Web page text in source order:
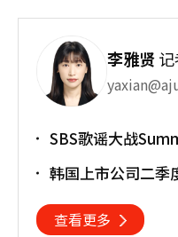
李雅贤
SBS歌谣大战
韩国上市公司二季
查看更多